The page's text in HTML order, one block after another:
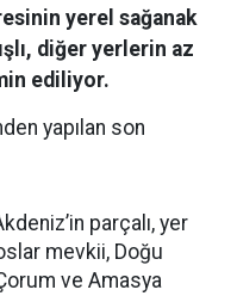
yerel sağanak
diğer yerlerin az
ediliyor.
yapılan son
parçalı, yer
mevkii, Doğu
ve Amasya